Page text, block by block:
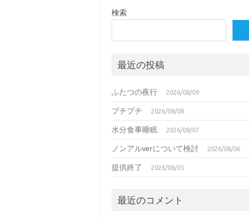
検索
最近の投稿
ふたつの夜行 2026/08/09
プチプチ 2026/08/08
水分食事睡眠 2026/08/07
ノンアルverについて検討 2026/08/06
提供終了 2026/08/05
最近のコメント